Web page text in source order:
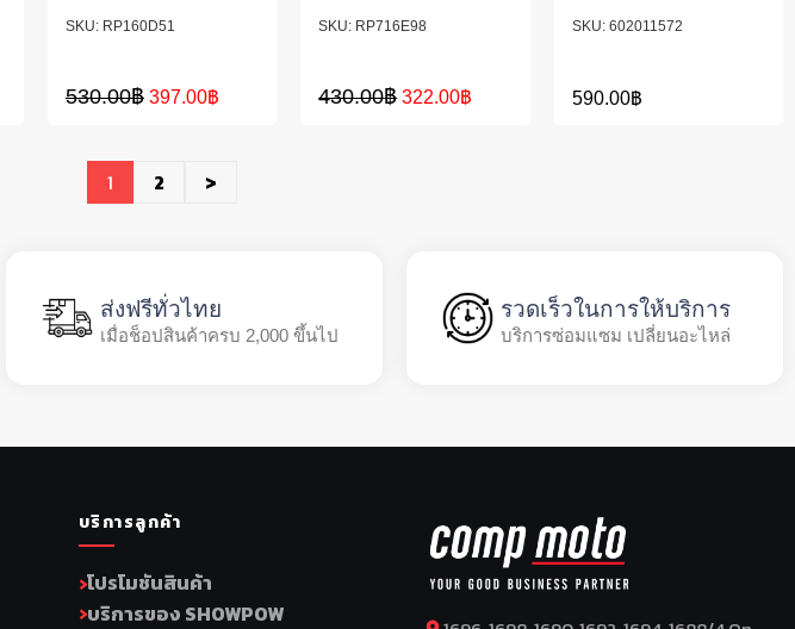
RP160D51
530.00฿ 397.00฿
RP716E98
430.00฿ 322.00฿
602011572
590.00฿
1 2 >
ส่งฟรีทั่วไทย
เมื่อช็อปสินค้าครบ 2,000 ขึ้นไป
รวดเร็วในการให้บริการ
บริการซ่อมแซม เปลี่ยนอะไหล่
บริการลูกค้า
โปรโมชันสินค้า
บริการของ SHOWPOW